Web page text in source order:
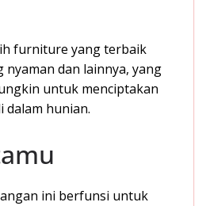
furniture yang terbaik
dan lainnya, yang
untuk menciptakan
dalam hunian.
ini berfunsi untuk